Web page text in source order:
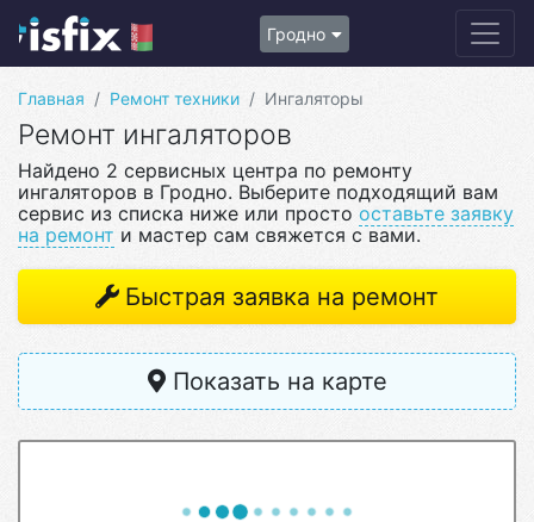
Гродно
Главная Ремонт техники Ингаляторы
Ремонт ингаляторов
Найдено 2 сервисных центра по ремонту
ингаляторов в Гродно. Выберите подходящий вам
сервис из списка ниже или просто оставьте заявку
на ремонт и мастер сам свяжется с вами.
Быстрая заявка на ремонт
Показать на карте